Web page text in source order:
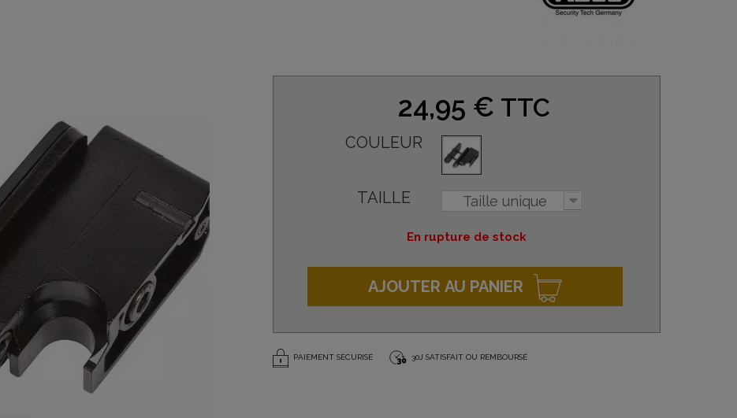
24,95 € TTC
COULEUR
TAILLE Taille unique
En rupture de stock
AJOUTER AU PANIER
PAIEMENT SÉCURISÉ 30J SATISFAIT OU REMBOURSÉ